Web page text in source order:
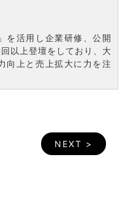
を活用し企業研修、公開
以上登壇をしており、大
向上と売上拡大に力を注
NEXT >